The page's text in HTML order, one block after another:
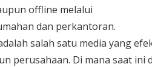
offline melalui
dan perkantoran.
salah satu media yang
perusahaan. Di mana saat